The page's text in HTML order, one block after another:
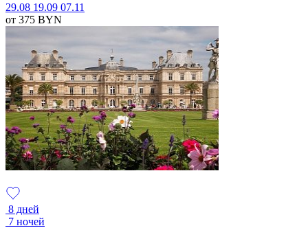
29.08 19.09 07.11
от 375 BYN
8 дней
7 ночей